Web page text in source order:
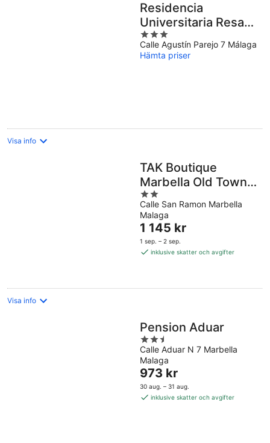
Residencia
Universitaria Resa
Málaga Centro
3
out
of
Calle Agustín Parejo 7 Málaga
Hämta priser
Visa info
TAK Boutique
Marbella Old Town
with Parking
2
out
of
5
Calle San Ramon Marbella
Malaga
Priset
är
1 145 kr
1 145 kr
1 sep. – 2 sep.
inklusive skatter och avgifter
Visa info
Pension Aduar
2.5
out
of
5
Calle Aduar N 7 Marbella
Malaga
Priset
är
973 kr
973 kr
30 aug. – 31 aug.
inklusive skatter och avgifter